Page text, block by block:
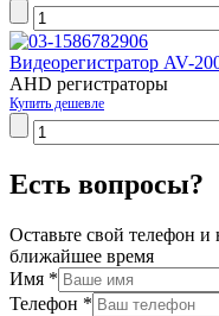
Видеорегистратор AV-
AHD регистраторы
Купить дешевле
Есть вопросы?
Оставьте свой телефон
ближайшее время
Имя *
Телефон *